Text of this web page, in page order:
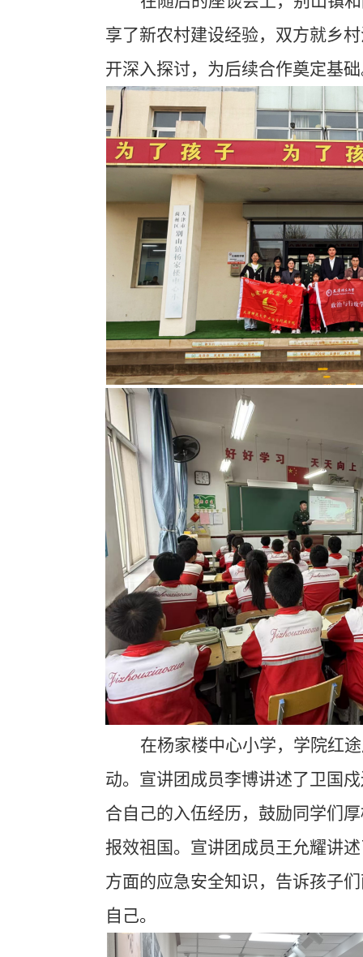
享了新农村建设经验，双方就乡
开深入探讨，为后续合作奠定基
在杨家楼中心小学，学院红
动。宣讲团成员李博讲述了卫国
合自己的入伍经历，鼓励同学们
报效祖国。宣讲团成员王允耀讲
方面的应急安全知识，告诉孩子
自己。